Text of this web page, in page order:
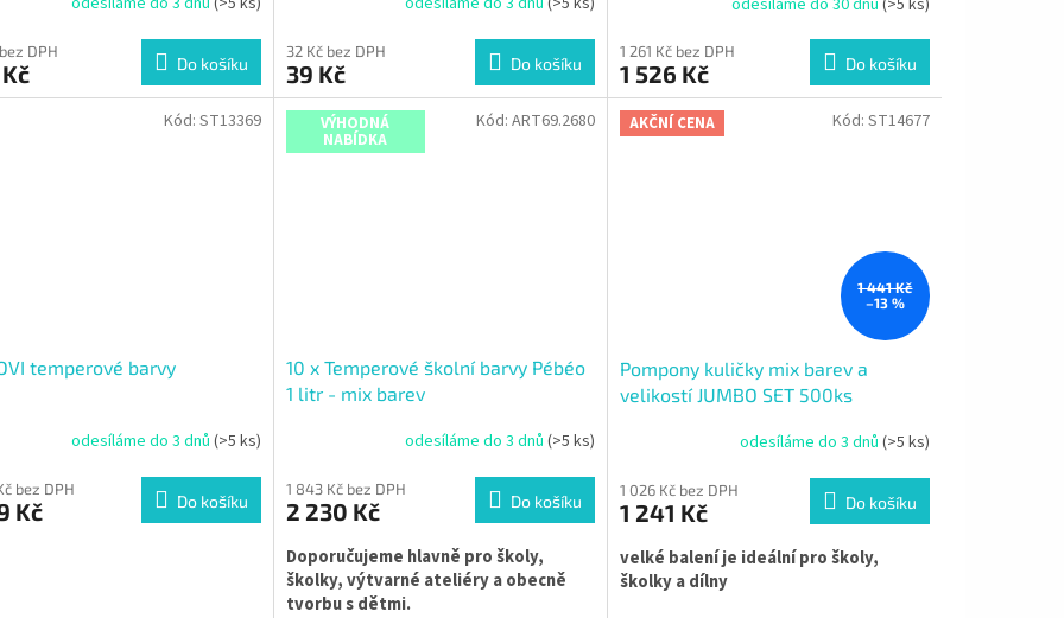
DPH
Do košíku
32 Kč bez DPH
39 Kč Do košíku
1 261 Kč bez DPH
1 526 Kč Do košíku
temperové barvy
odesíláme do 3 dnů (>5 ks)
bez DPH
Kč Do košíku
Kód: ST13369 VÝHODNÁ
NABÍDKA
10 x Temperové školní barvy Pébéo
1 litr - mix barev
odesíláme do 3 dnů (>5 ks)
1 843 Kč bez DPH
2 230 Kč Do košíku
Doporučujeme hlavně pro školy,
školky, výtvarné ateliéry a obecně
tvorbu s dětmi.
Kód: ART69.2680 AKČNÍ CENA
1 441 Kč
–13 %
Pompony kuličky mix barev a
velikostí JUMBO SET 500ks
odesíláme do 3 dnů (>5 ks)
1 026 Kč bez DPH
1 241 Kč Do košíku
velké balení je ideální pro školy,
školky a dílny
Kód: ST14677